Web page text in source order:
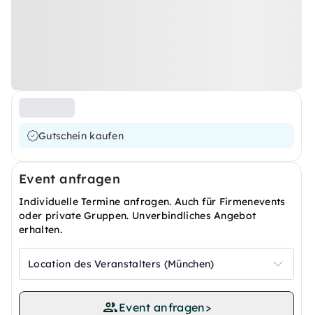
Gutschein kaufen
Event anfragen
Individuelle Termine anfragen. Auch für Firmenevents
oder private Gruppen. Unverbindliches Angebot
erhalten.
Location des Veranstalters (München)
Event anfragen>